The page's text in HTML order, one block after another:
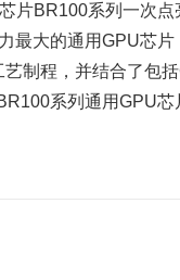
片BR100系列一次
最大的通用GPU芯
制程，并结合了包
系列通用GPU芯